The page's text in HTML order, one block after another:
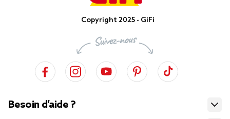
Copyright 2025 - GiFi
Besoin d’aide ?